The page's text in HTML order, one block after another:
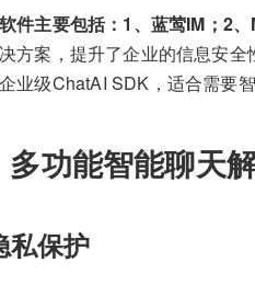
件主要包括：1、蓝莺IM；2
方案，提升了企业的信息安全
业级ChatAI SDK，适合需要智
功能智能聊天
私保护